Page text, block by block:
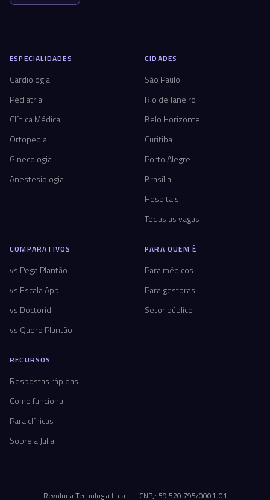
ESPECIALIDADES
Cardiologia
Pediatria
Clínica Médica
Ortopedia
Ginecologia
Anestesiologia
CIDADES
São Paulo
Rio de Janeiro
Belo Horizonte
Curitiba
Porto Alegre
Brasília
Hospitais
Todas as vagas
COMPARATIVOS
vs Pega Plantão
vs Escala App
vs Doctorid
vs Quero Plantão
PARA QUEM É
Para médicos
Para gestoras
Setor público
RECURSOS
Respostas rápidas
Como funciona
Para clínicas
Sobre a Julia
Revoluna Tecnologia Ltda. — CNPJ: 59.520.795/0001-01